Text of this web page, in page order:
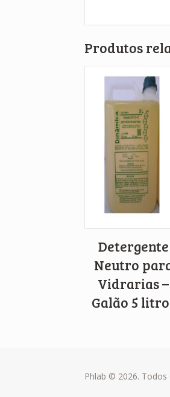
Produtos
Detergente
Neutro
Vidrarias –
Galão 5
Phlab © 2026.